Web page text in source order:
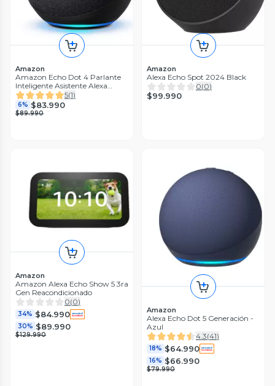
Amazon
Amazon Echo Dot 4 Parlante
Inteligente Asistente Alexa
Negro
5(1)
6% $83.990
$89.990
Amazon
Alexa Echo Spot 2024 Black
0(0)
$99.990
Amazon
Amazon Alexa Echo Show 5 3ra
Gen Reacondicionado
0(0)
34% $84.990
30% $89.990
$129.990
Amazon
Alexa Echo Dot 5 Generación -
Azul
4.3(41)
18% $64.990
16% $66.990
$79.990